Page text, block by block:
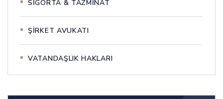
SİGORTA & TAZMİNAT
ŞİRKET AVUKATI
VATANDAŞLIK HAKLARI